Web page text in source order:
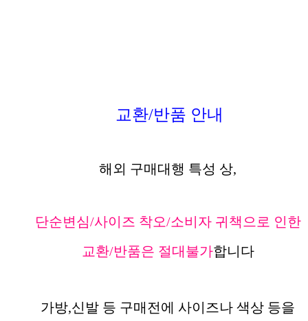
교환/반품 안내
해외 구매대행 특성 상,
단순변심/사이즈 착오/소비자 귀책으로 인한
교환/반품은 절대불가합니다
가방,신발 등 구매전에 사이즈나 색상 등을